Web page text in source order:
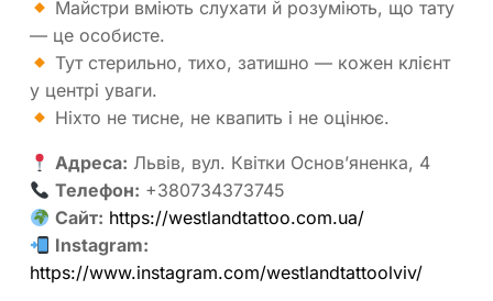
Майстри вміють слухати й розуміють, що тату
— це особисте.
Тут стерильно, тихо, затишно — кожен клієнт
у центрі уваги.
Ніхто не тисне, не квапить і не оцінює.
Адреса: Львів, вул. Квітки Основ’яненка, 4
Телефон: +380734373745
Сайт: https://westlandtattoo.com.ua/
Instagram:
https://www.instagram.com/westlandtattoolviv/